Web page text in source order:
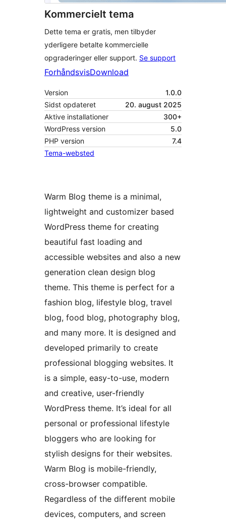
Kommercielt tema
Dette tema er gratis, men tilbyder
yderligere betalte kommercielle
opgraderinger eller support. Se support
ForhåndsvisDownload
Version
1.0.0
Sidst opdateret
20. august 2025
Aktive installationer
300+
WordPress version
5.0
PHP version
7.4
Tema-websted
Warm Blog theme is a minimal,
lightweight and customizer based
WordPress theme for creating
beautiful fast loading and
accessible websites and also a new
generation clean design blog
theme. This theme is perfect for a
fashion blog, lifestyle blog, travel
blog, food blog, photography blog,
and many more. It is designed and
developed primarily to create
professional blogging websites. It
is a simple, easy-to-use, modern
and creative, user-friendly
WordPress theme. It’s ideal for all
personal or professional lifestyle
bloggers who are looking for
stylish designs for their websites.
Warm Blog is mobile-friendly,
cross-browser compatible.
Regardless of the different mobile
devices, computers, and screen